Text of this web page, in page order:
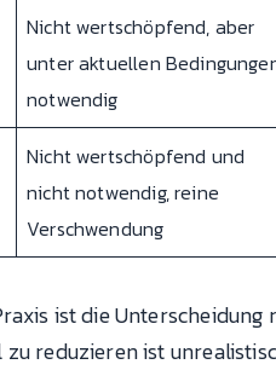
Nicht wertschöpfend, aber
unter aktuellen
notwendig
Nicht wertschöpfend und
nicht notwendig, reine
Verschwendung
ist die
reduzieren ist